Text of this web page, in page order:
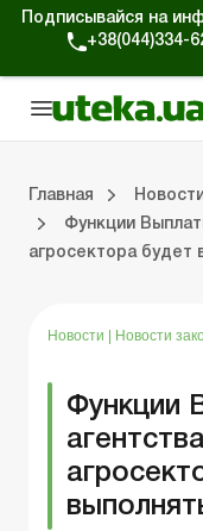
Подписывайся на
+38(044)334-
Главная
Функции
агросектора будет
Новости Новости
Функции